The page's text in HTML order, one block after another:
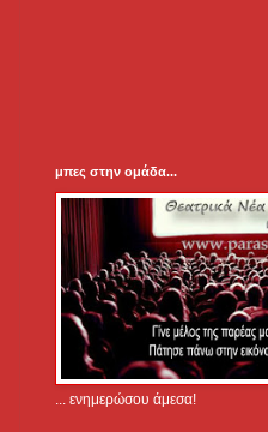
μπες στην ομάδα...
... ενημερώσου άμεσα!